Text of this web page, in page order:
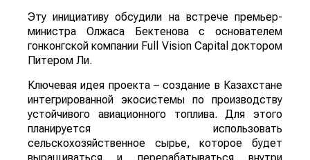
Эту инициативу обсудили на встрече премьер-
министра Олжаса Бектенова с основателем
гонконгской компании Full Vision Capital доктором
Питером Ли.
Ключевая идея проекта – создание в Казахстане
интегрированной экосистемы по производству
устойчивого авиационного топлива. Для этого
планируется использовать
сельскохозяйственное сырье, которое будет